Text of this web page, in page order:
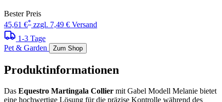
Bester Preis
45,61 €* zzgl. 7,49 € Versand
1-3 Tage
Pet & Garden
Zum Shop
Produktinformationen
Das Equestro Martingala Collier mit Gabel Modell Melanie bietet
eine hochwertige Lösung für die präzise Kontrolle während des